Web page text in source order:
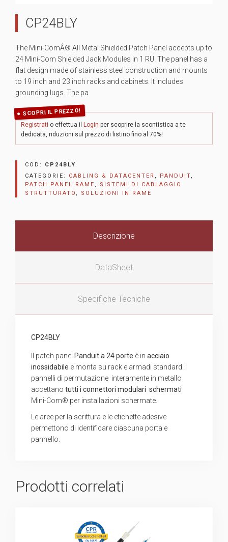
CP24BLY
The Mini-ComÂ® All Metal Shielded Patch Panel accepts up to
24 Mini-Com Shielded Jack Modules in 1 RU. The panel has a
flat design made of stainless steel construction and mounts
to 19 inch and 23 inch racks and cabinets. It includes
grounding lugs. The pa
SCOPRI IL PREZZO!
Registrati o effettua il Login per scoprire la scontistica a te
dedicata, riduzioni sul prezzo di listino fino al 70%!
COD: CP24BLY
CATEGORIE: CABLING & DATACENTER , PANDUIT,
PATCH PANEL RAME , SISTEMI DI CABLAGGIO
STRUTTURATO , SOLUZIONI IN RAME
Descrizione
DataSheet
Specifiche Tecniche
CP24BLY
Il patch panel Panduit a 24 porte è in acciaio
inossidabile e monta su rack e armadi standard. I
pannelli di permutazione interamente in metallo
accettano tutti i connettori modulari schermati
Mini-Com® per installazioni schermate.
Le aree per la scrittura e le etichette adesive
permettono di identificare ciascuna porta e
pannello.
Prodotti correlati